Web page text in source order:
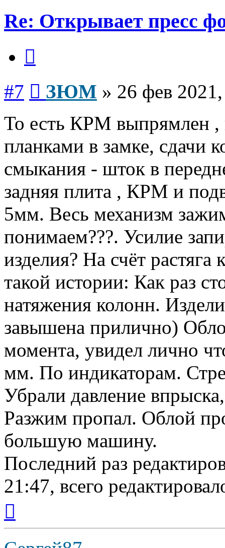
Re: Открывает пресс
#7 ЗЮМ » 26 фев
То есть КРМ выпрямлен ,
планками в замке, сдачи
смыкания - шток в
задняя плита , КРМ и
5мм. Весь механизм
понимаем???. Усилие
изделия? На счёт
такой истории: Как раз
натяжения колонн.
завышена прилично)
момента, увидел лично
мм. По индикаторам.
Убрали давление
Разжим пропал. Облой
большую машину.
Последний раз
21:47, всего
началу